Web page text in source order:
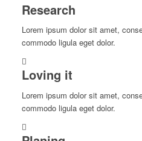
Research
Lorem ipsum dolor sit amet,
commodo ligula eget dolor.
Loving it
Lorem ipsum dolor sit amet,
commodo ligula eget dolor.